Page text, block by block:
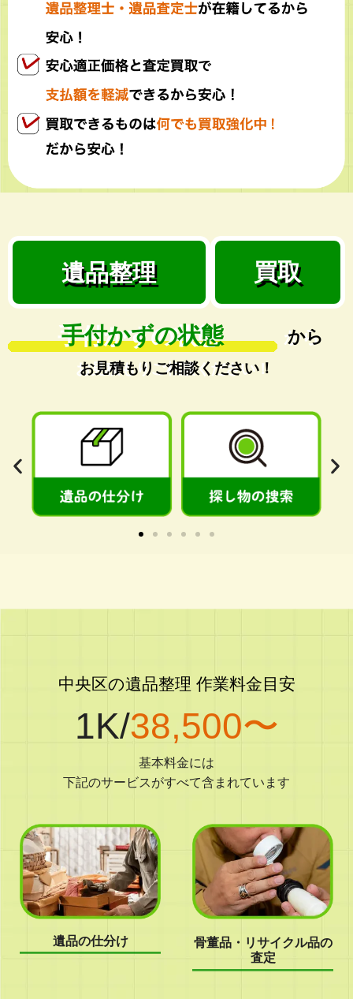
遺品整理 買取
手付かずの状態 から
お見積もりご相談ください！
中央区の遺品整理 作業料金目安
1K/38,500〜
基本料金には
下記のサービスがすべて含まれています
遺品の仕分け
骨董品・リサイクル品の
査定